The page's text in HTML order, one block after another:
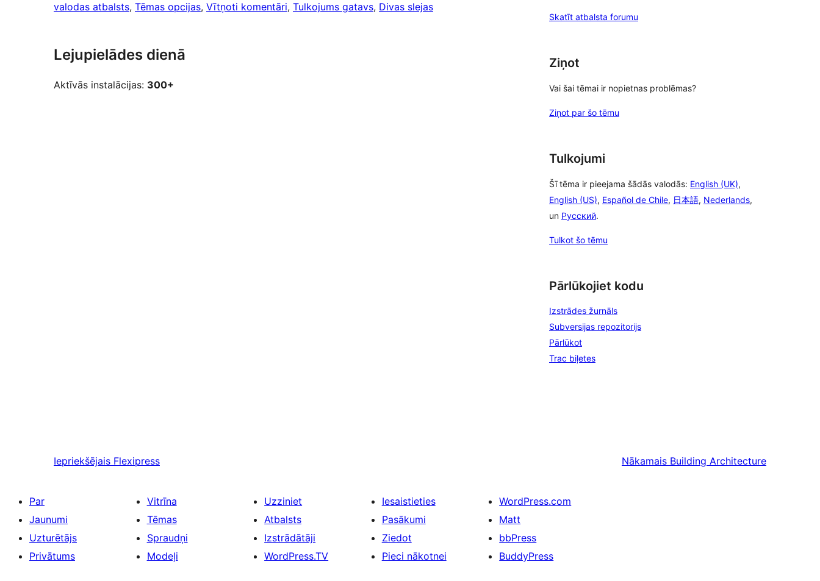
valodas atbalsts, Tēmas opcijas, Vītņoti komentāri, Tulkojums gatavs, Divas slejas
Lejupielādes dienā
Aktīvās instalācijas: 300+
Skatīt atbalsta forumu
Ziņot
Vai šai tēmai ir nopietnas problēmas?
Ziņot par šo tēmu
Tulkojumi
Šī tēma ir pieejama šādās valodās: English (UK),
English (US), Español de Chile, 日本語, Nederlands,
un Русский.
Tulkot šo tēmu
Pārlūkojiet kodu
Izstrādes žurnāls
Subversijas repozitorijs
Pārlūkot
Trac biļetes
Iepriekšējais Flexipress Nākamais Building Architecture
Par
Jaunumi
Uzturētājs
Privātums
Vitrīna
Tēmas
Spraudņi
Modeļi
Uzziniet
Atbalsts
Izstrādātāji
WordPress.TV
Iesaistieties
Pasākumi
Ziedot
Pieci nākotnei
WordPress.com
Matt
bbPress
BuddyPress